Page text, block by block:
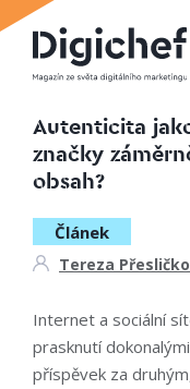
Autenticita
značky
obsah?
Článek
Tereza
Internet a sociální
prasknutí
příspěvek za